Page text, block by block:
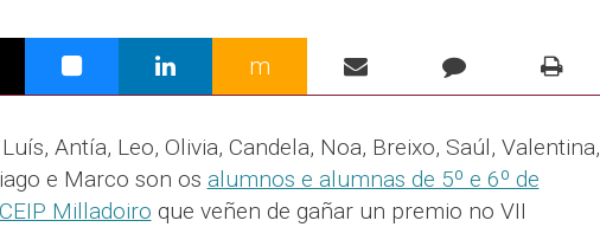
m
Antía, Leo, Olivia, Candela, Noa, Breixo, Saúl, Valentina,
e Marco son os alumnos e alumnas de 5º e 6º de
Milladoiro que veñen de gañar un premio no VII